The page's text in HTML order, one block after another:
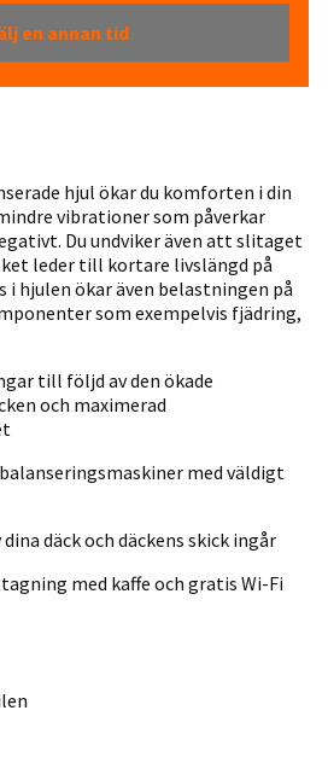
en annan tid
hjul ökar du komforten i din
vibrationer som påverkar
Du undviker även att slitaget
leder till kortare livslängd på
i hjulen ökar även belastningen på
som exempelvis fjädring,
till följd av den ökade
och maximerad
med väldigt
däck och däckens skick ingår
med kaffe och gratis Wi-Fi